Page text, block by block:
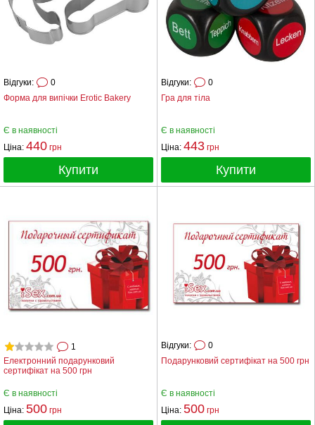
Форма для випічки Erotic Bakery
Відгуки: 0
Є в наявності
Ціна: 440 грн
Купити
Гра для тіла
Відгуки: 0
Є в наявності
Ціна: 443 грн
Купити
Електронний подарунковий
сертифікат на 500 грн
1
Є в наявності
Ціна: 500 грн
Подарунковий сертифікат на 500 грн
Відгуки: 0
Є в наявності
Ціна: 500 грн